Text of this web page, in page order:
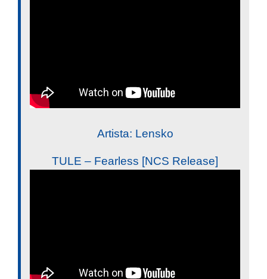
Artista: Lensko
TULE – Fearless [NCS Release]